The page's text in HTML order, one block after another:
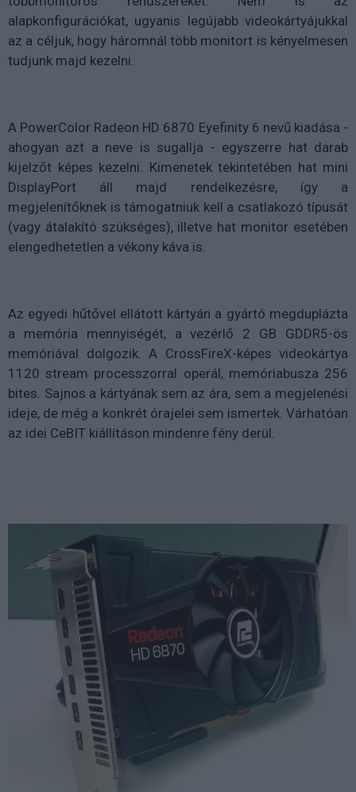
alapkonfigurációkat, ugyanis legújabb videokártyájukkal
az a céljuk, hogy háromnál több monitort is kényelmesen
tudjunk majd kezelni.
A PowerColor Radeon HD 6870 Eyefinity 6 nevű kiadása -
ahogyan azt a neve is sugallja - egyszerre hat darab
kijelzőt képes kezelni. Kimenetek tekintetében hat mini
DisplayPort áll majd rendelkezésre, így a
megjelenítőknek is támogatniuk kell a csatlakozó típusát
(vagy átalakító szükséges), illetve hat monitor esetében
elengedhetetlen a vékony káva is.
Az egyedi hűtővel ellátott kártyán a gyártó megduplázta
a memória mennyiségét, a vezérlő 2 GB GDDR5-ös
memóriával dolgozik. A CrossFireX-képes videokártya
1120 stream processzorral operál, memóriabusza 256
bites. Sajnos a kártyának sem az ára, sem a megjelenési
ideje, de még a konkrét órajelei sem ismertek. Várhatóan
az idei CeBIT kiállításon mindenre fény derül.